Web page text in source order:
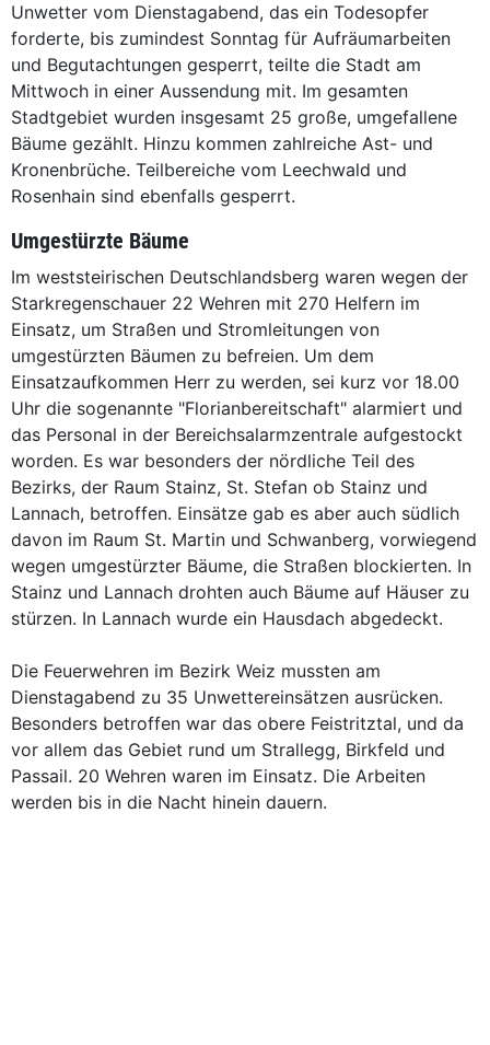
Unwetter vom Dienstagabend, das ein Todesopfer
forderte, bis zumindest Sonntag für Aufräumarbeiten
und Begutachtungen gesperrt, teilte die Stadt am
Mittwoch in einer Aussendung mit. Im gesamten
Stadtgebiet wurden insgesamt 25 große, umgefallene
Bäume gezählt. Hinzu kommen zahlreiche Ast- und
Kronenbrüche. Teilbereiche vom Leechwald und
Rosenhain sind ebenfalls gesperrt.
Umgestürzte Bäume
Im weststeirischen Deutschlandsberg waren wegen der
Starkregenschauer 22 Wehren mit 270 Helfern im
Einsatz, um Straßen und Stromleitungen von
umgestürzten Bäumen zu befreien. Um dem
Einsatzaufkommen Herr zu werden, sei kurz vor 18.00
Uhr die sogenannte "Florianbereitschaft" alarmiert und
das Personal in der Bereichsalarmzentrale aufgestockt
worden. Es war besonders der nördliche Teil des
Bezirks, der Raum Stainz, St. Stefan ob Stainz und
Lannach, betroffen. Einsätze gab es aber auch südlich
davon im Raum St. Martin und Schwanberg, vorwiegend
wegen umgestürzter Bäume, die Straßen blockierten. In
Stainz und Lannach drohten auch Bäume auf Häuser zu
stürzen. In Lannach wurde ein Hausdach abgedeckt.
Die Feuerwehren im Bezirk Weiz mussten am
Dienstagabend zu 35 Unwettereinsätzen ausrücken.
Besonders betroffen war das obere Feistritztal, und da
vor allem das Gebiet rund um Strallegg, Birkfeld und
Passail. 20 Wehren waren im Einsatz. Die Arbeiten
werden bis in die Nacht hinein dauern.